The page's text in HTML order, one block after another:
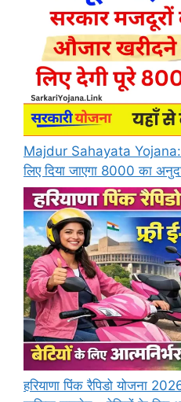
Majdur Sahayata Yojana:
लिए दिया जाएगा 8000 का
हरियाणा पिंक रैपिडो योजना